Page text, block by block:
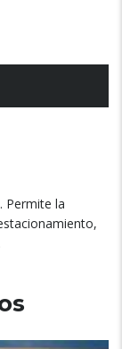
Permite la